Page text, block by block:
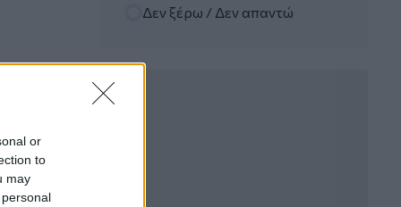
or
to
may
WWF: Περισσότερα από 180.000
Η Ελλάδα που αντιστέκεται και επιμένει
Δεν ξέρω / Δεν απαντώ